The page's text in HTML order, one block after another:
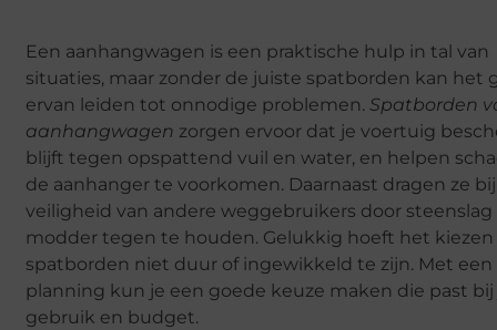
Een aanhangwagen is een praktische hulp in tal van
situaties, maar zonder de juiste spatborden kan het
ervan leiden tot onnodige problemen.Spatborden
aanhangwagen zorgen ervoor dat je voertuig
blijft tegen opspattend vuil en water, en helpen
de aanhanger te voorkomen. Daarnaast dragen ze
veiligheid van andere weggebruikers door steenslag
modder tegen te houden. Gelukkig hoeft het kiezen
spatborden niet duur of ingewikkeld te zijn. Met
planning kun je een goede keuze maken die past
gebruik en budget.